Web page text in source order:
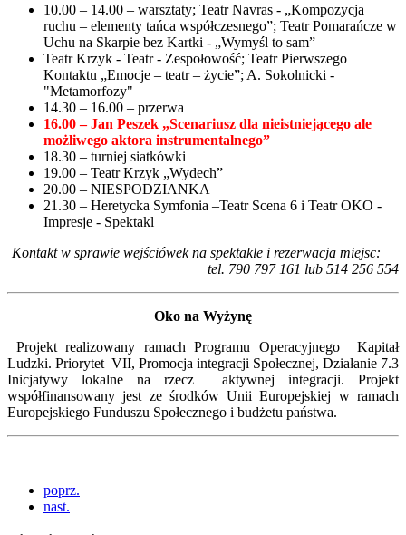
10.00 – 14.00 – warsztaty; Teatr Navras - „Kompozycja
ruchu – elementy tańca współczesnego”; Teatr Pomarańcze w
Uchu na Skarpie bez Kartki - „Wymyśl to sam”
Teatr Krzyk - Teatr - Zespołowość; Teatr Pierwszego
Kontaktu „Emocje – teatr – życie”; A. Sokolnicki -
"Metamorfozy"
14.30 – 16.00 – przerwa
16.00 – Jan Peszek „Scenariusz dla nieistniejącego ale
możliwego aktora instrumentalnego”
18.30 – turniej siatkówki
19.00 – Teatr Krzyk „Wydech”
20.00 – NIESPODZIANKA
21.30 – Heretycka Symfonia –Teatr Scena 6 i Teatr OKO -
Impresje - Spektakl
Kontakt w sprawie wejściówek na spektakle i rezerwacja miejsc:
tel. 790 797 161 lub 514 256 554
Oko na Wyżynę
Projekt realizowany ramach Programu Operacyjnego Kapitał
Ludzki. Priorytet VII, Promocja integracji Społecznej, Działanie 7.3
Inicjatywy lokalne na rzecz aktywnej integracji. Projekt
współfinansowany jest ze środków Unii Europejskiej w ramach
Europejskiego Funduszu Społecznego i budżetu państwa.
poprz.
nast.